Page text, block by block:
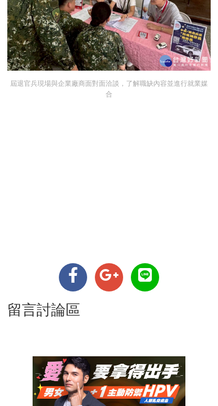
屆退官兵現場與企業廠商面對面洽談，了解職缺內容並進行就業媒
合
留言討論區